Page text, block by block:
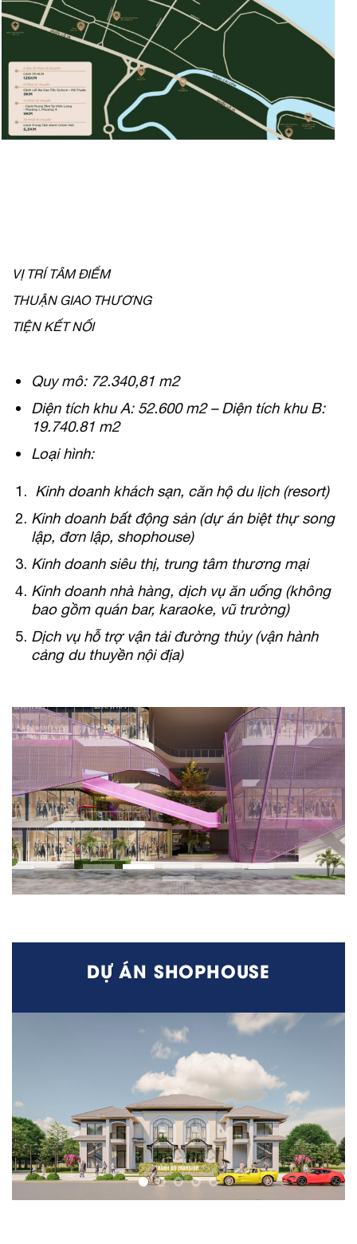
VỊ TRÍ TÂM ĐIỂM
THUẬN GIAO THƯƠNG
TIỆN KẾT NỐI
Quy mô: 72.340,81 m2
Diện tích khu A: 52.600 m2 – Diện tích khu B:
19.740.81 m2
Loại hình:
Kinh doanh khách sạn, căn hộ du lịch (resort)
Kinh doanh bất động sản (dự án biệt thự song
lập, đơn lập, shophouse)
Kinh doanh siêu thị, trung tâm thương mại
Kinh doanh nhà hàng, dịch vụ ăn uống (không
bao gồm quán bar, karaoke, vũ trường)
Dịch vụ hỗ trợ vận tải đường thủy (vận hành
cảng du thuyền nội địa)
DỰ ÁN SHOPHOUSE